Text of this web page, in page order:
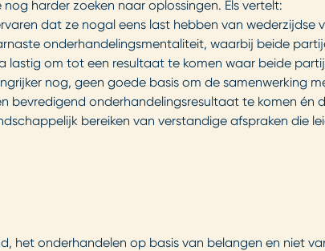
harder zoeken naar oplossingen. Els vertelt:
dat ze nogal eens last hebben van wederzijdse
onderhandelingsmentaliteit, waarbij beide
lastig om tot een resultaat te komen waar beide
nog, geen goede basis om de samenwerking
bevredigend onderhandelingsresultaat te komen én
bereiken van verstandige afspraken die
het onderhandelen op basis van belangen en niet